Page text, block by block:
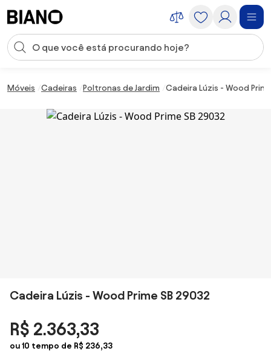
Entrada de pesquisa
Móveis Cadeiras Poltronas de Jardim Cadeira Lúzis - Wood
Cadeira Lúzis - Wood Prime SB 29032
R$ 2.363,33
ou 10 tempo de R$ 236,33